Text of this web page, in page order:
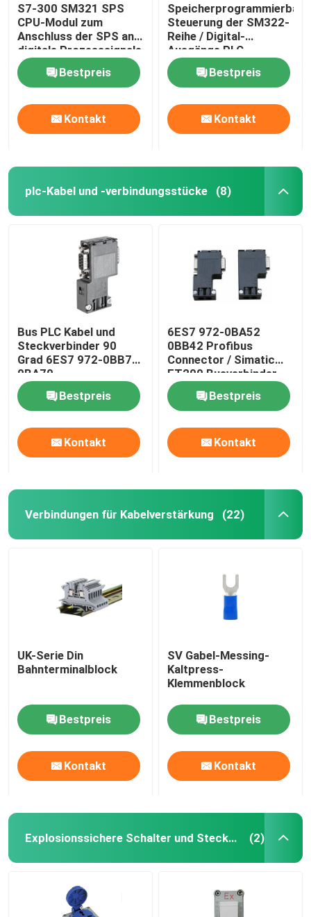
S7-300 SM321 SPS
CPU-Modul zum
Anschluss der SPS an
digitale Prozesssignale
Bestpreis
Kontakt
Speicherprogrammierbare
Steuerung der SM322-
Reihe / Digital-
Ausgänge PLC-
Stromversorgungs-
Modul
Bestpreis
Kontakt
plc-Kabel und -verbindungsstücke (8)
Bus PLC Kabel und
Steckverbinder 90
Grad 6ES7 972-0BB70
0BA70
Bestpreis
Kontakt
6ES7 972-0BA52
0BB42 Profibus
Connector / Simatic
ET200 Busverbinder
Bestpreis
Kontakt
Verbindungen für Kabelverstärkung (22)
UK-Serie Din
Bahnterminalblock
Bestpreis
Kontakt
SV Gabel-Messing-
Kaltpress-
Klemmenblock
Bestpreis
Kontakt
Explosionssichere Schalter und Steckdosen (2)